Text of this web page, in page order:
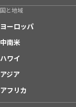
国と地域
ヨーロッパ
中南米
ハワイ
アジア
アフリカ